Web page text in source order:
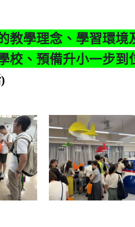
名單
更多
教學理念、學習環境
校、預備升小一步到